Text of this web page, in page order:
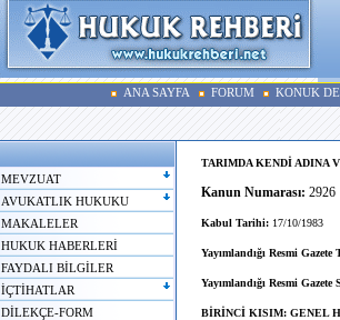
ANA SAYFA FORUM KONUK
MEVZUAT
AVUKATLIK HUKUKU
MAKALELER
HUKUK HABERLERİ
FAYDALI BİLGİLER
İÇTİHATLAR
DİLEKÇE-FORM
TARIMDA KENDİ ADINA
Kanun Numarası: 2926
Kabul Tarihi: 17/10/1983
Yayımlandığı Resmi Gazete
Yayımlandığı Resmi Gazete
BİRİNCİ KISIM: GENEL